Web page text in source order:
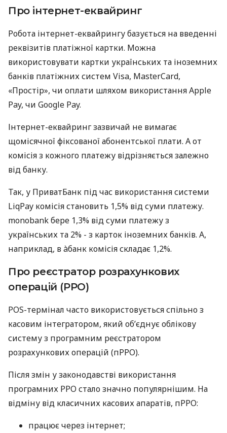
Про інтернет-еквайринг
Робота інтернет-еквайрингу базується на введенні
реквізитів платіжної картки. Можна
використовувати картки українських та іноземних
банків платіжних систем Visa, MasterCard,
«Простір», чи оплати шляхом використання Apple
Pay, чи Google Pay.
Інтернет-еквайринг зазвичай не вимагає
щомісячної фіксованої абонентської плати. А от
комісія з кожного платежу відрізняється залежно
від банку.
Так, у ПриватБанк під час використання системи
LiqPay комісія становить 1,5% від суми платежу.
monobank бере 1,3% від суми платежу з
українських та 2% - з карток іноземних банків. А,
наприклад, в àбанк комісія складає 1,2%.
Про реєстратор розрахункових
операцій (РРО)
POS-термінал часто використовується спільно з
касовим інтегратором, який об’єднує облікову
систему з програмним реєстратором
розрахункових операцій (пРРО).
Після змін у законодавстві використання
програмних РРО стало значно популярнішим. На
відміну від класичних касових апаратів, пРРО:
працює через інтернет;